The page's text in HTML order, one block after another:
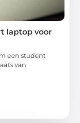
laptop voor
een student
van